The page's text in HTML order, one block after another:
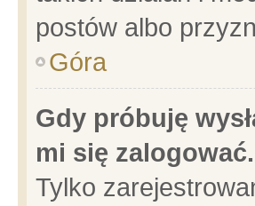
postów albo
Góra
Gdy próbuję
mi się
Tylko